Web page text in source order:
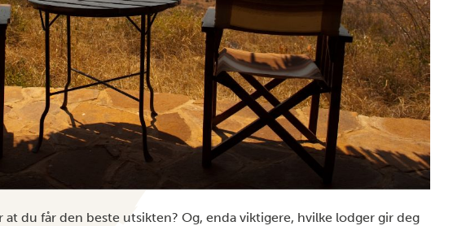
du får den beste utsikten? Og, enda viktigere, hvilke lodger gir deg